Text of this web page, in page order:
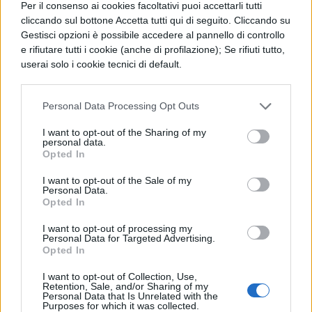
Per il consenso ai cookies facoltativi puoi accettarli tutti
cliccando sul bottone Accetta tutti qui di seguito. Cliccando su
Gestisci opzioni è possibile accedere al pannello di controllo
e rifiutare tutti i cookie (anche di profilazione); Se rifiuti tutto,
userai solo i cookie tecnici di default.
Personal Data Processing Opt Outs
I want to opt-out of the Sharing of my
personal data.
Opted In
I want to opt-out of the Sale of my
Personal Data.
Opted In
I want to opt-out of processing my
Personal Data for Targeted Advertising.
Opted In
I want to opt-out of Collection, Use,
Retention, Sale, and/or Sharing of my
Personal Data that Is Unrelated with the
Purposes for which it was collected.
ma quali sono state le conseguenze per i
giovani che hanno preso parte a questo
immaturo modo di festeggiare la
conclusione della Maturità?
Il conducente dell’auto, che si è accertato
stato multato con
e gli sono stati
che gli è stata, inoltre, provvisoriamente
violazioni non da poco, ad iniziare dalla
condotta pericolosa alla guida. Senza
considerare l’omissione delle cinture di
sicurezza per i passeggeri presenti sul